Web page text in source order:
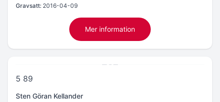
Gravsatt: 2016-04-09
Mer information
5 89
Sten Göran Kellander